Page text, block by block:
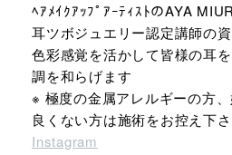
ﾍｱﾒｲｸｱｯﾌﾟｱｰﾃｨｽﾄのAYA
耳ツボジュエリー認定講師の
色彩感覚を活かして皆様の耳
調を和らげます
※ 極度の金属アレルギーの方
良くない方は施術をお控え下さ
Instagram